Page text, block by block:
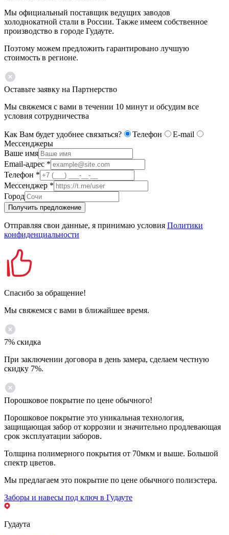
Мы официальный поставщик ведущих заводов
холоднокатной стали в России. Также имеем собственное
производство в городе Гудауте.
Поэтому можем предложить гарантировано лучшую
стоимость в регионе.
Оставьте заявку на Партнерство
Мы свяжемся с вами в течении 10 минут и обсудим все
условия сотрудничества
Как Вам будет удобнее связаться? Телефон
E-mail
Мессенджеры
Ваше имя
Email-адрес *
Телефон *
Мессенджер *
Город
Получить предложение
Отправляя свои данные, я принимаю условия Политики
конфиденциальности
Спасибо за обращение!
Мы свяжемся с вами в ближайшее время.
7% скидка
При заключении договора в день замера, сделаем честную
скидку 7%.
Порошковое покрытие по цене обычного!
Порошковое покрытие это уникальная технология,
защищающая забор от коррозии и значительно продлевающая
срок эксплуатации заборов.
Толщина полимерного покрытия от 70мкм и выше. Большой
спектр цветов.
Мы предлагаем это покрытие по цене обычного полиэстера.
Заборы и навесы под ключ в Гудауте
Гудаута